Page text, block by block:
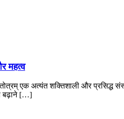
महत्व
एक अत्यंत शक्तिशाली और
बढ़ाने […]